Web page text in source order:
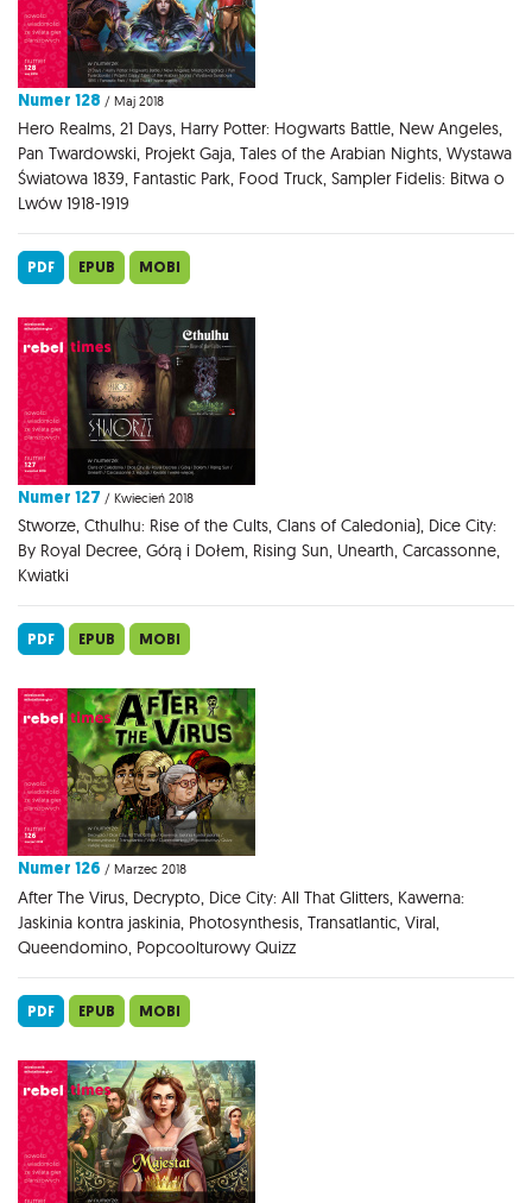
Numer 128 / Maj 2018
Hero Realms, 21 Days, Harry Potter: Hogwarts Battle, New Angeles,
Pan Twardowski, Projekt Gaja, Tales of the Arabian Nights, Wystawa
Światowa 1839, Fantastic Park, Food Truck, Sampler Fidelis: Bitwa o
Lwów 1918-1919
PDF EPUB MOBI
Numer 127 / Kwiecień 2018
Stworze, Cthulhu: Rise of the Cults, Clans of Caledonia), Dice City:
By Royal Decree, Górą i Dołem, Rising Sun, Unearth, Carcassonne,
Kwiatki
PDF EPUB MOBI
Numer 126 / Marzec 2018
After The Virus, Decrypto, Dice City: All That Glitters, Kawerna:
Jaskinia kontra jaskinia, Photosynthesis, Transatlantic, Viral,
Queendomino, Popcoolturowy Quizz
PDF EPUB MOBI